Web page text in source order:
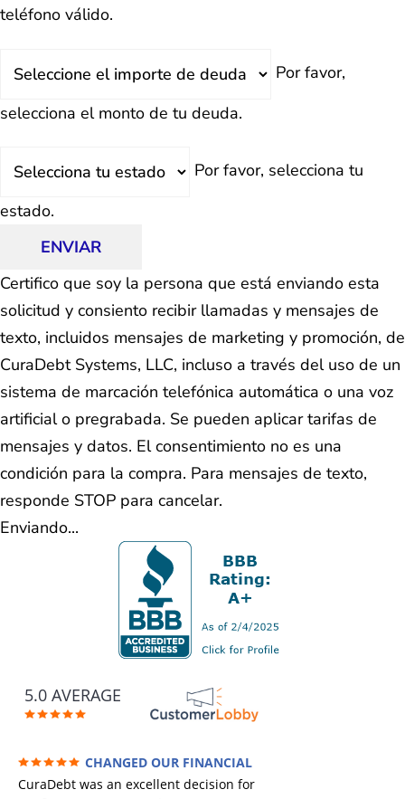
teléfono válido.
Por favor,
selecciona el monto de tu deuda.
Por favor, selecciona tu
estado.
ENVIAR
Certifico que soy la persona que está enviando esta
solicitud y consiento recibir llamadas y mensajes de
texto, incluidos mensajes de marketing y promoción, de
CuraDebt Systems, LLC, incluso a través del uso de un
sistema de marcación telefónica automática o una voz
artificial o pregrabada. Se pueden aplicar tarifas de
mensajes y datos. El consentimiento no es una
condición para la compra. Para mensajes de texto,
responde STOP para cancelar.
Enviando...
5.0 AVERAGE
CHANGED OUR FINANCIAL
FUTURE (credit 200 Points / 90 K in debt
GONE)
CuraDebt was an excellent decision for